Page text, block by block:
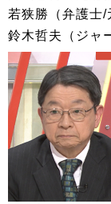
若狭勝（弁護士/
鈴木哲夫（ジャ